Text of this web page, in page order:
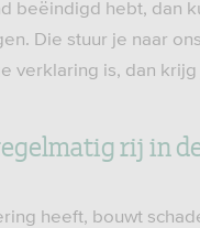
beëindigd hebt, dan
Die stuur je naar
verklaring is, dan
rij in
heeft, bouwt